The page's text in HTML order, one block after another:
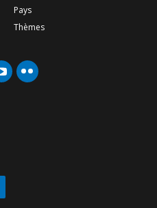
Pays
Thèmes